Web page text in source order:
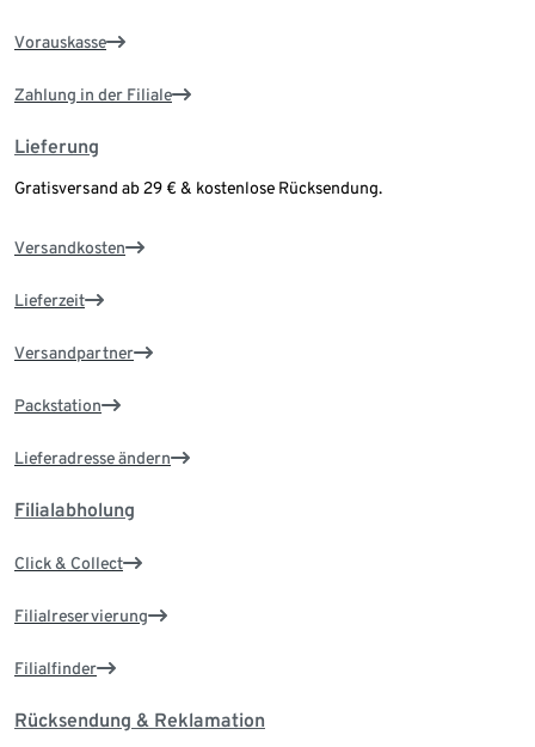
Vorauskasse
Zahlung in der Filiale
Lieferung
Gratisversand ab 29 € & kostenlose Rücksendung.
Versandkosten
Lieferzeit
Versandpartner
Packstation
Lieferadresse ändern
Filialabholung
Click & Collect
Filialreservierung
Filialfinder
Rücksendung & Reklamation